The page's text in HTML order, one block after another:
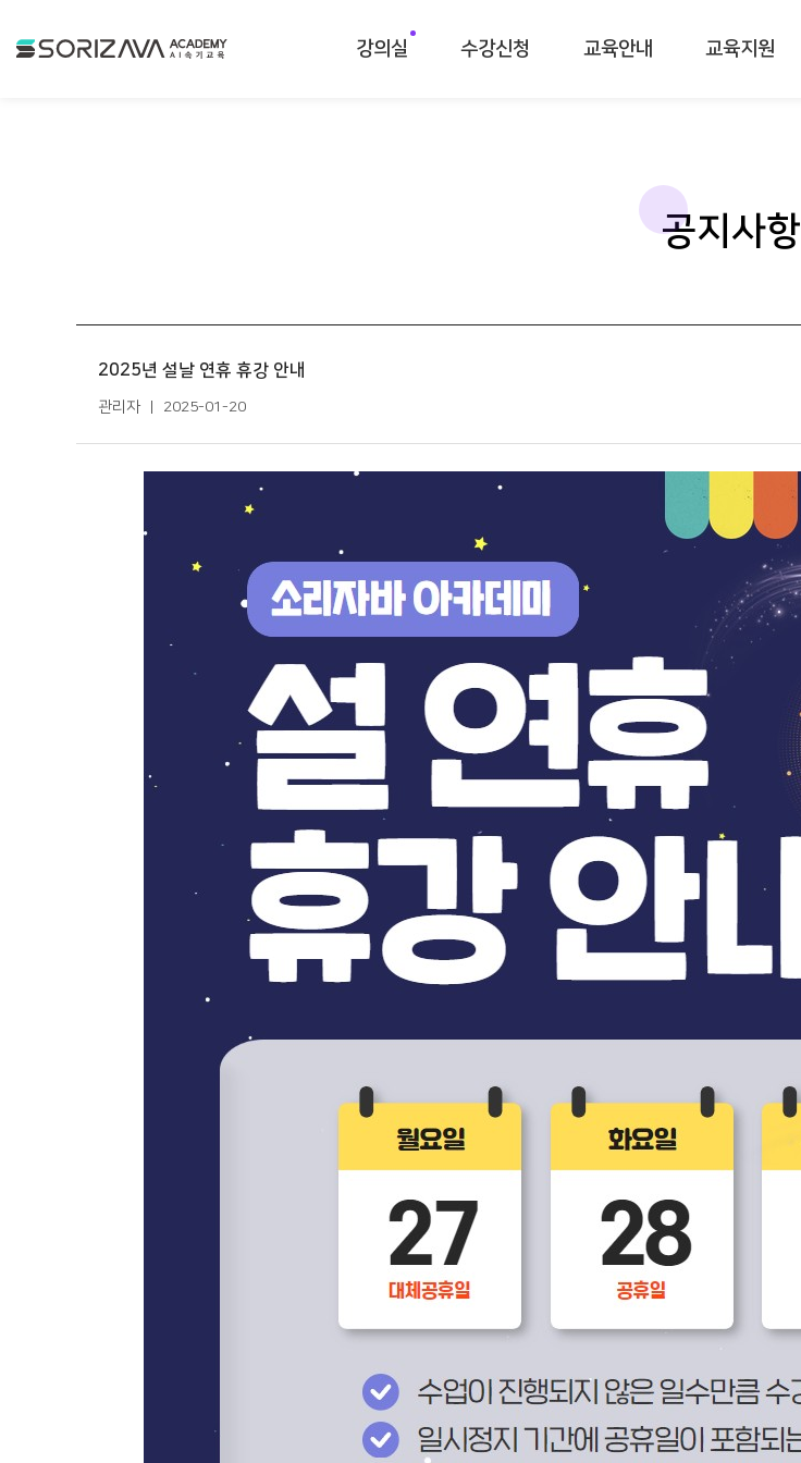
강의실 수강신청 교육안내 교육지원
공지사항
2025년 설날 연휴 휴강 안내
관리자 2025-01-20